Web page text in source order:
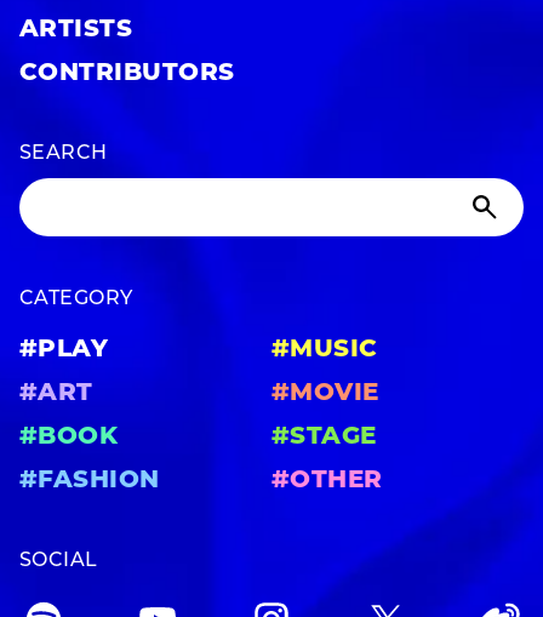
ARTISTS
CONTRIBUTORS
SEARCH
CATEGORY
#PLAY
#MUSIC
#ART
#MOVIE
#BOOK
#STAGE
#FASHION
#OTHER
SOCIAL